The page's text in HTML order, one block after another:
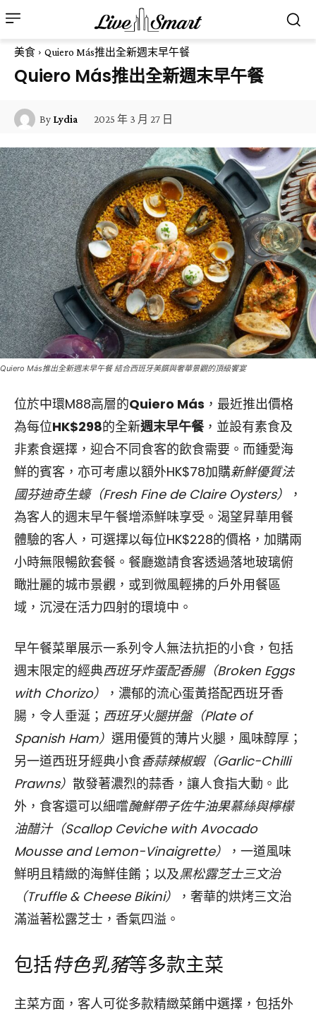
美食 Quiero Más推出全新週末早午餐
Quiero Más推出全新週末早午餐
By Lydia 2025 年 3 月 27 日
Quiero Más推出全新週末早午餐 結合西班牙美饌與奢華景觀的頂級饗宴
位於中環M88高層的Quiero Más ，最近推出價格
為每位HK$298的全新週末早午餐，並設有素食及
非素食選擇，迎合不同食客的飲食需要。而鍾愛海
鮮的賓客，亦可考慮以額外HK$78加購新鮮優質法
國芬迪奇生蠔（Fresh Fine de Claire Oysters）
，
為客人的週末早午餐增添鮮味享受。渴望昇華用餐
體驗的客人，可選擇以每位HK$228的價格，加購兩
小時無限暢飲套餐。餐廳邀請食客透過落地玻璃俯
瞰壯麗的城市景觀，或到微風輕拂的戶外用餐區
域，沉浸在活力四射的環境中。
早午餐菜單展示一系列令人無法抗拒的小食，包括
週末限定的經典西班牙炸蛋配香腸（Broken Eggs
with Chorizo）
，濃郁的流心蛋黃搭配西班牙香
腸，令人垂涎； 西班牙火腿拼盤（Plate of
Spanish Ham） 選用優質的薄片火腿，風味醇厚；
另一道西班牙經典小食香蒜辣椒蝦（Garlic-Chilli
Prawns） 散發著濃烈的蒜香，讓人食指大動。此
外，食客還可以細嚐醃鮮帶子佐牛油果慕絲與檸檬
油醋汁（Scallop Ceviche with Avocado
Mousse and Lemon-Vinaigrette）
，一道風味
鮮明且精緻的海鮮佳餚；以及黑松露芝士三文治
（Truffle & Cheese Bikini）
，奢華的烘烤三文治
滿溢著松露芝士，香氣四溢。
包括特色乳豬等多款主菜
主菜方面，客人可從多款精緻菜餚中選擇，包括外